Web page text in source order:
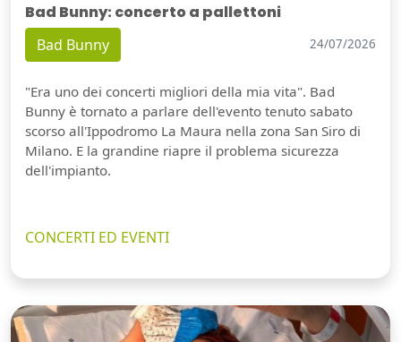
Bad Bunny: concerto a pallettoni
Bad Bunny 24/07/2026
"Era uno dei concerti migliori della mia vita". Bad
Bunny è tornato a parlare dell'evento tenuto sabato
scorso all'Ippodromo La Maura nella zona San Siro di
Milano. E la grandine riapre il problema sicurezza
dell'impianto.
CONCERTI ED EVENTI